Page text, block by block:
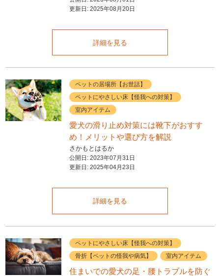
更新日: 2025年08月20日
詳細を見る
ペットの居場所【お世話】
ペットにやさしい床【怪我への対策】
室内アイテム
愛犬の滑り止め対策には靴下がおすす
め！メリットや選び方を解説
さかもとはるか
公開日: 2023年07月31日
更新日: 2025年04月23日
詳細を見る
ペットにやさしい床【怪我への対策】
骨折【ペットの怪我や病気】
室内アイテム
住まいでの愛犬の足・腰トラブルを防ぐ